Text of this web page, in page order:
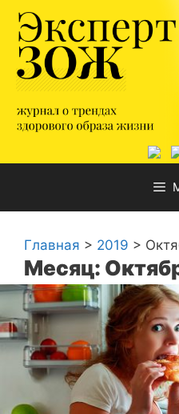
Перейти
содержимому
Главная > 2019 >
Месяц: